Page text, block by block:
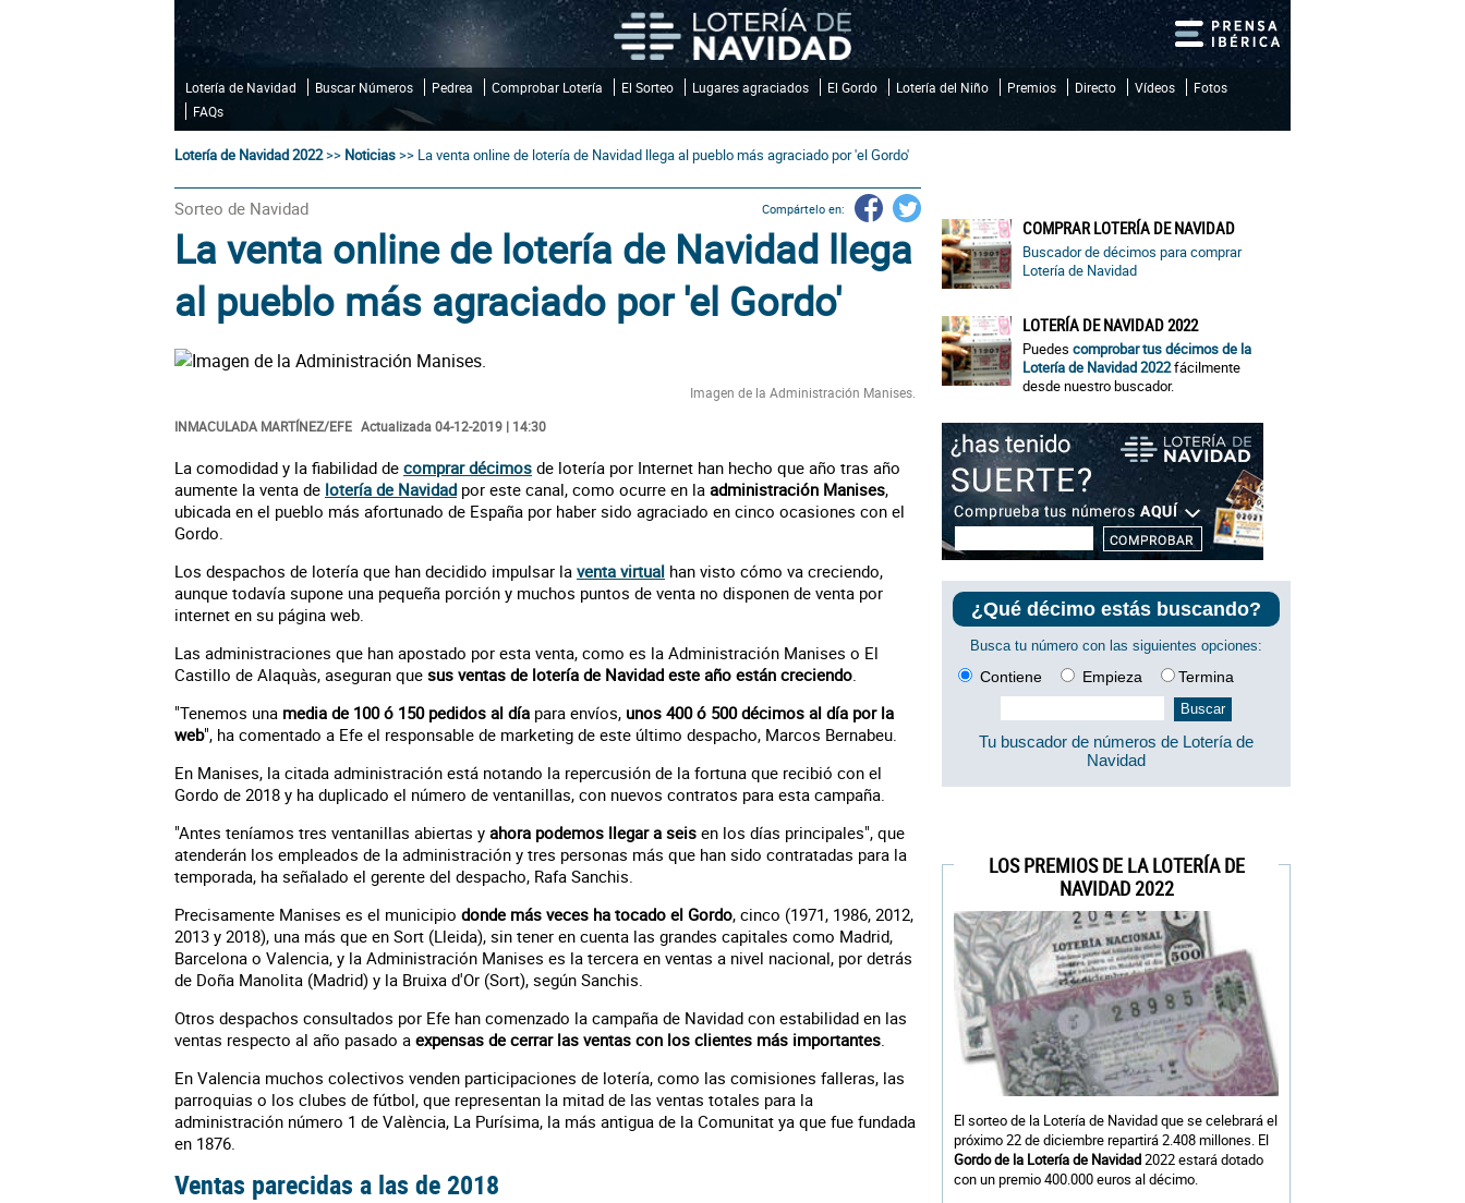
Lotería de Navidad Buscar Números Pedrea Comprobar Lotería El Sorteo Lugares agraciados El Gordo Lotería del Niño Premios Directo Vídeos
Fotos
FAQs
Lotería de Navidad 2022>> Noticias>> La venta online de lotería de Navidad llega al pueblo más agraciado por 'el Gordo'
Compártelo en:
Sorteo de Navidad
La venta online de lotería de Navidad llega
al pueblo más agraciado por 'el Gordo'
Imagen de la Administración Manises.
INMACULADA MARTÍNEZ/EFE Actualizada 04-12-2019 | 14:30
La comodidad y la fiabilidad de comprar décimos de lotería por Internet han hecho que año tras año
aumente la venta de lotería de Navidad por este canal, como ocurre en la administración Manises,
ubicada en el pueblo más afortunado de España por haber sido agraciado en cinco ocasiones con el
Gordo.
Los despachos de lotería que han decidido impulsar la venta virtual han visto cómo va creciendo,
aunque todavía supone una pequeña porción y muchos puntos de venta no disponen de venta por
internet en su página web.
Las administraciones que han apostado por esta venta, como es la Administración Manises o El
Castillo de Alaquàs, aseguran que sus ventas de lotería de Navidad este año están creciendo.
"Tenemos una media de 100 ó 150 pedidos al día para envíos, unos 400 ó 500 décimos al día por la
web", ha comentado a Efe el responsable de marketing de este último despacho, Marcos Bernabeu.
En Manises, la citada administración está notando la repercusión de la fortuna que recibió con el
Gordo de 2018 y ha duplicado el número de ventanillas, con nuevos contratos para esta campaña.
"Antes teníamos tres ventanillas abiertas y ahora podemos llegar a seis en los días principales", que
atenderán los empleados de la administración y tres personas más que han sido contratadas para la
temporada, ha señalado el gerente del despacho, Rafa Sanchis.
Precisamente Manises es el municipio donde más veces ha tocado el Gordo, cinco (1971, 1986, 2012,
2013 y 2018), una más que en Sort (Lleida), sin tener en cuenta las grandes capitales como Madrid,
Barcelona o Valencia, y la Administración Manises es la tercera en ventas a nivel nacional, por detrás
de Doña Manolita (Madrid) y la Bruixa d'Or (Sort), según Sanchis.
Otros despachos consultados por Efe han comenzado la campaña de Navidad con estabilidad en las
ventas respecto al año pasado a expensas de cerrar las ventas con los clientes más importantes.
En Valencia muchos colectivos venden participaciones de lotería, como las comisiones falleras, las
parroquias o los clubes de fútbol, que representan la mitad de las ventas totales para la
administración número 1 de València, La Purísima, la más antigua de la Comunitat ya que fue fundada
en 1876.
Ventas parecidas a las de 2018
COMPRAR LOTERÍA DE NAVIDAD
Buscador de décimos para comprar
Lotería de Navidad
LOTERÍA DE NAVIDAD 2022
Puedes comprobar tus décimos de la
Lotería de Navidad 2022fácilmente
desde nuestro buscador.
¿Qué décimo estás buscando?
Busca tu número con las siguientes opciones:
Contiene Empieza Termina
Tu buscador de números de Lotería de
Navidad
LOS PREMIOS DE LA LOTERÍA DE
NAVIDAD 2022
El sorteo de la Lotería de Navidad que se celebrará el
próximo 22 de diciembre repartirá 2.408 millones. El
Gordo de la Lotería de Navidad2022 estará dotado
con un premio 400.000 euros al décimo.